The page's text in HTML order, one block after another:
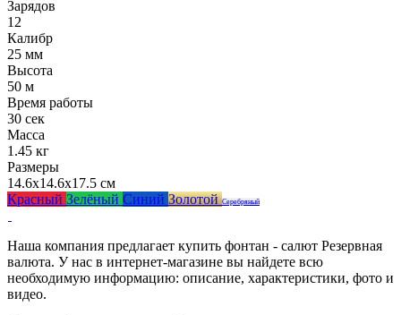
Зарядов
12
Калибр
25 мм
Высота
50 м
Время работы
30 сек
Масса
1.45 кг
Размеры
14.6x14.6x17.5 см
Красный Зелёный Синий ЗолотойСеребряный
Наша компания предлагает купить фонтан - салют Резервная
валюта. У нас в интернет-магазине вы найдете всю
необходимую информацию: описание, характеристики, фото и
видео.